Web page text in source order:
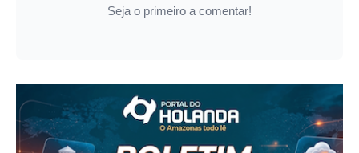
Seja o primeiro a comentar!